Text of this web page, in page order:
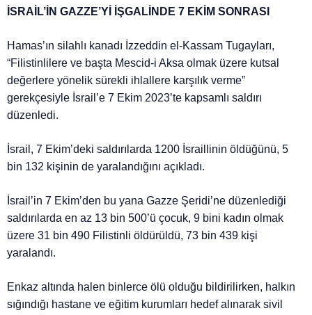
İSRAİL’İN GAZZE’Yİ İŞGALİNDE 7 EKİM SONRASI
Hamas’ın silahlı kanadı İzzeddin el-Kassam Tugayları,
“Filistinlilere ve başta Mescid-i Aksa olmak üzere kutsal
değerlere yönelik sürekli ihlallere karşılık verme”
gerekçesiyle İsrail’e 7 Ekim 2023’te kapsamlı saldırı
düzenledi.
İsrail, 7 Ekim’deki saldırılarda 1200 İsraillinin öldüğünü, 5
bin 132 kişinin de yaralandığını açıkladı.
İsrail’in 7 Ekim’den bu yana Gazze Şeridi’ne düzenlediği
saldırılarda en az 13 bin 500’ü çocuk, 9 bini kadın olmak
üzere 31 bin 490 Filistinli öldürüldü, 73 bin 439 kişi
yaralandı.
Enkaz altında halen binlerce ölü olduğu bildirilirken, halkın
sığındığı hastane ve eğitim kurumları hedef alınarak sivil